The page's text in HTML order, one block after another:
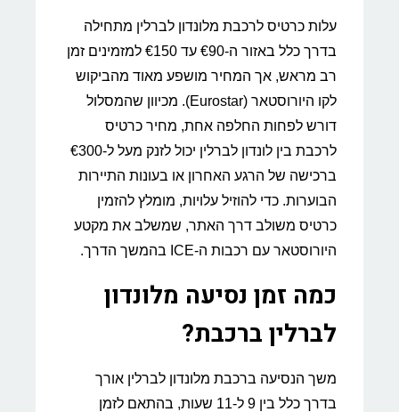
עלות כרטיס לרכבת מלונדון לברלין מתחילה
בדרך כלל באזור ה-€90 עד €150 למזמינים זמן
רב מראש, אך המחיר מושפע מאוד מהביקוש
לקו היורוסטאר (Eurostar). מכיוון שהמסלול
דורש לפחות החלפה אחת, מחיר כרטיס
לרכבת בין לונדון לברלין יכול לזנק מעל ל-€300
ברכישה של הרגע האחרון או בעונות התיירות
הבוערות. כדי להוזיל עלויות, מומלץ להזמין
כרטיס משולב דרך האתר, שמשלב את מקטע
היורוסטאר עם רכבות ה-ICE בהמשך הדרך.
כמה זמן נסיעה מלונדון
לברלין ברכבת?
משך הנסיעה ברכבת מלונדון לברלין אורך
בדרך כלל בין 9 ל-11 שעות, בהתאם לזמן